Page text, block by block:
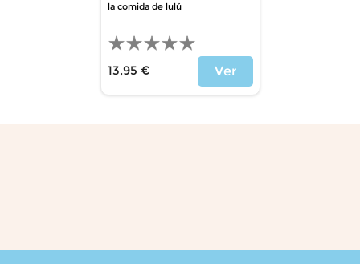
la comida de lulú
13,95 €
Ver